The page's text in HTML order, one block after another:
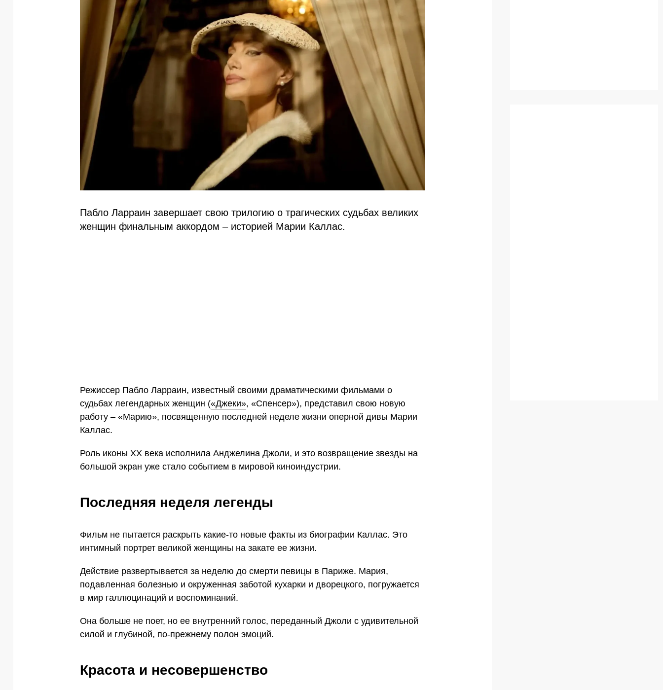
Пабло Ларраин завершает свою трилогию о трагических судьбах великих
женщин финальным аккордом – историей Марии Каллас.
Режиссер Пабло Ларраин, известный своими драматическими фильмами о
судьбах легендарных женщин («Джеки», «Спенсер»), представил свою новую
работу – «Марию», посвященную последней неделе жизни оперной дивы Марии
Каллас.
Роль иконы XX века исполнила Анджелина Джоли, и это возвращение звезды на
большой экран уже стало событием в мировой киноиндустрии.
Последняя неделя легенды
Фильм не пытается раскрыть какие-то новые факты из биографии Каллас. Это
интимный портрет великой женщины на закате ее жизни.
Действие развертывается за неделю до смерти певицы в Париже. Мария,
подавленная болезнью и окруженная заботой кухарки и дворецкого, погружается
в мир галлюцинаций и воспоминаний.
Она больше не поет, но ее внутренний голос, переданный Джоли с удивительной
силой и глубиной, по-прежнему полон эмоций.
Красота и несовершенство